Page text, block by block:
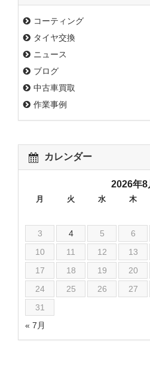
コーティング
タイヤ交換
ニュース
ブログ
中古車買取
作業事例
カレンダー
2026年8
月 火 水 木
« 7月
3
4 5 6
10
11 12 13
17
18 19 20
24
25 26 27
31